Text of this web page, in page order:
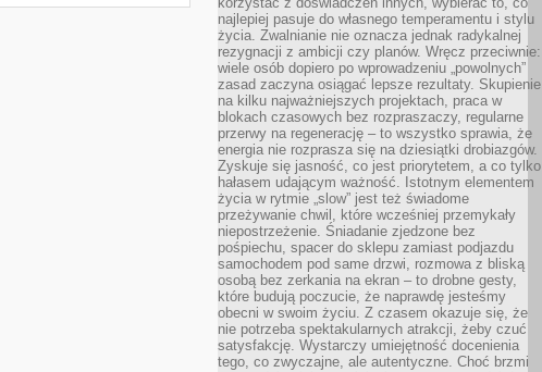
najlepiej pasuje do własnego temperamentu i stylu
życia. Zwalnianie nie oznacza jednak radykalnej
rezygnacji z ambicji czy planów. Wręcz przeciwnie:
wiele osób dopiero po wprowadzeniu „powolnych”
zasad zaczyna osiągać lepsze rezultaty. Skupienie
na kilku najważniejszych projektach, praca w
blokach czasowych bez rozpraszaczy, regularne
przerwy na regenerację – to wszystko sprawia, że
energia nie rozprasza się na dziesiątki drobiazgów.
Zyskuje się jasność, co jest priorytetem, a co tylko
hałasem udającym ważność. Istotnym elementem
życia w rytmie „slow” jest też świadome
przeżywanie chwil, które wcześniej przemykały
niepostrzeżenie. Śniadanie zjedzone bez
pośpiechu, spacer do sklepu zamiast podjazdu
samochodem pod same drzwi, rozmowa z bliską
osobą bez zerkania na ekran – to drobne gesty,
które budują poczucie, że naprawdę jesteśmy
obecni w swoim życiu. Z czasem okazuje się, że
nie potrzeba spektakularnych atrakcji, żeby czuć
satysfakcję. Wystarczy umiejętność docenienia
tego, co zwyczajne, ale autentyczne. Choć brzmi